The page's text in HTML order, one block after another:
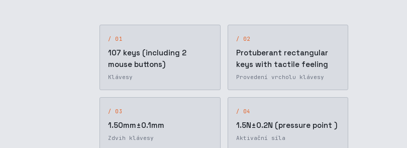
/ 01
107 keys (including 2
mouse buttons)
Klávesy
/ 02
Protuberant rectangular
keys with tactile feeling
Provedení vrcholu klávesy
/ 03
1.50mm±0.1mm
Zdvih klávesy
/ 04
1.5N±0.2N (pressure point )
Aktivační síla